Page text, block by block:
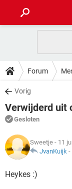
INSTAGRAM
NETFLIX
GRATIS
TIKTOK
HOW-TO
VIDEOBELLEN
NETFLIX
GRATIS
TIKTOK
DOWNLOADS
VIDEOBELLEN
INSTAGRAM
NETFLIX
GRATIS
TIKTOK
FORUM
VIDEOBELLEN
INSTAGRAM
ARTIKELEN
VIDEOBELLEN
INSTAGRAM
Forum
Vorig
Verwijderd uit
Gesloten
Sweetje - 11
JvanKuijk -
Heykes :)